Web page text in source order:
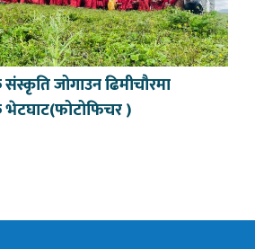
जोगाउन ढिमीचौरमा
)